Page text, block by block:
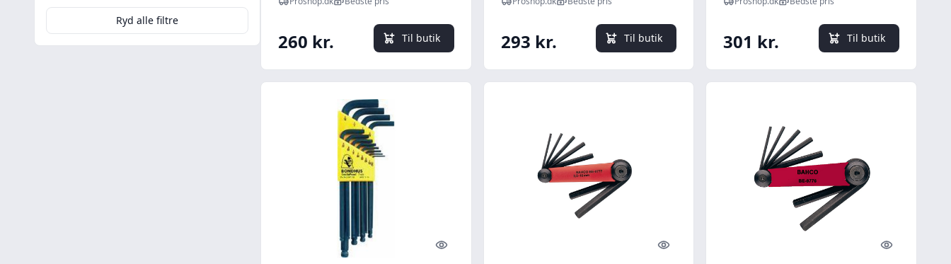
Ryd alle filtre
260 kr. Til butik 293 kr. Til butik
holdefunktion, lang, 9 dele
301 kr. Til butik
Quick look Quick look Quick look